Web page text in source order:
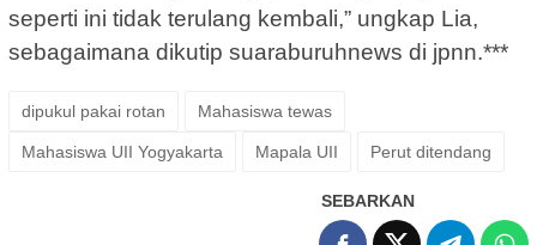
seperti ini tidak terulang kembali,” ungkap Lia,
sebagaimana dikutip suaraburuhnews di jpnn.***
dipukul pakai rotan Mahasiswa tewas
Mahasiswa UII Yogyakarta Mapala UII Perut ditendang
SEBARKAN